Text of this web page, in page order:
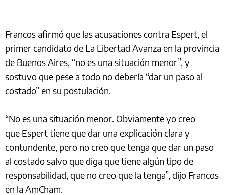
Francos afirmó que las acusaciones contra Espert, el
primer candidato de La Libertad Avanza en la provincia
de Buenos Aires, “no es una situación menor”, y
sostuvo que pese a todo no debería “dar un paso al
costado” en su postulación.
“No es una situación menor. Obviamente yo creo
que Espert tiene que dar una explicación clara y
contundente, pero no creo que tenga que dar un paso
al costado salvo que diga que tiene algún tipo de
responsabilidad, que no creo que la tenga”, dijo Francos
en la AmCham.